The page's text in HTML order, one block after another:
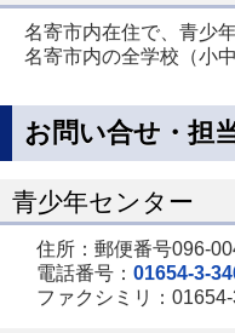
名寄市内在住で、青少
名寄市内の全学校（小
お問い合せ・担
青少年センター
住所：郵便番号096-
電話番号： 01654-3-
ファクシミリ：